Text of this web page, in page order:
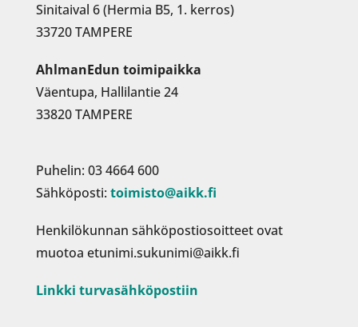
Sinitaival 6 (Hermia B5, 1. kerros)
33720 TAMPERE
AhlmanEdun toimipaikka
Väentupa, Hallilantie 24
33820 TAMPERE
Puhelin: 03 4664 600
Sähköposti: toimisto@aikk.fi
Henkilökunnan sähköpostiosoitteet ovat
muotoa etunimi.sukunimi@aikk.fi
Linkki turvasähköpostiin